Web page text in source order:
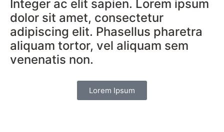
Integer ac elit sapien. Lorem ipsum
dolor sit amet, consectetur
adipiscing elit. Phasellus pharetra
aliquam tortor, vel aliquam sem
venenatis non.
Lorem Ipsum